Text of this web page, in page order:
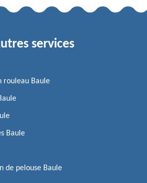
services
rouleau Baule
Baule
de pelouse Baule